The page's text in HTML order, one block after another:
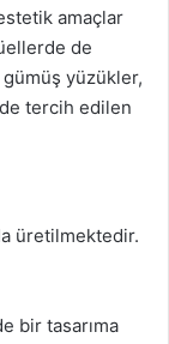
amaçlar
de
yüzükler,
tercih edilen
üretilmektedir.
bir tasarıma